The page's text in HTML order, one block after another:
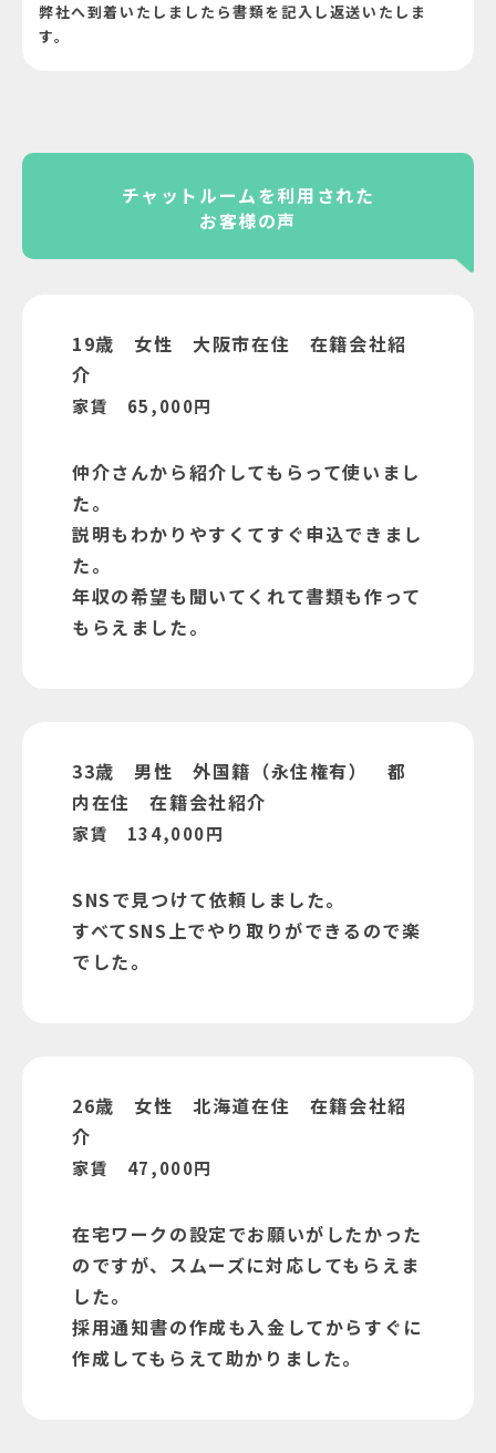
弊社へ到着いたしましたら書類を記入し返送い たしま
す。
チャットルームを利用された
お客様の声
19歳 女性 大阪市在住 在籍会社紹
介
家賃 65,000円
仲介さんから紹介してもらって使いまし
た。
説明もわかりやすくてすぐ申込できまし
た。
年収の希望も聞いてくれて書類も作って
もらえました。
33歳 男性 外国籍（永住権有） 都
内在住 在籍会社紹介
家賃 134,000円
SNSで見つけて依頼しました。
すべてSNS上でやり取りができるので楽
でした。
26歳 女性 北海道在住 在籍会社紹
介
家賃 47,000円
在宅ワークの設定でお願いがしたかった
のですが、スムーズに対応してもらえま
した。
採用通知書の作成も入金してからすぐに
作成してもらえて助かりました。